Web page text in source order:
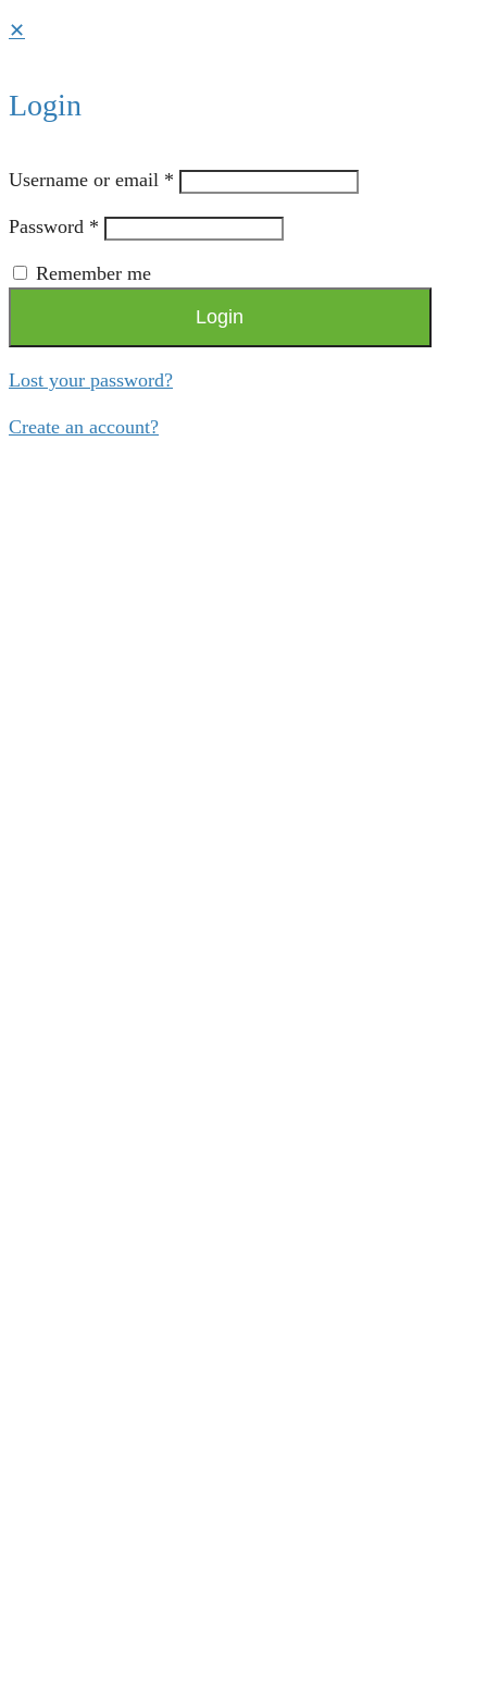
✕
Login
Username or email *
Password *
Remember me
Login
Lost your password?
Create an account?